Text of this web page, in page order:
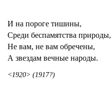
И на пороге тишины,
Среди беспамятства природы,
Не вам, не вам обречены,
А звездам вечные народы.
<1920> (1917?)